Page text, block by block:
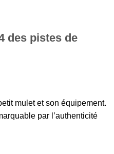
des pistes de
mulet et son équipement.
par l’authenticité